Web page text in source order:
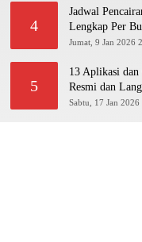
4
Jadwal
Lengkap Per
PKH, BPNT,
Jumat, 9 Jan 2026
5
13 Aplikasi dan
Resmi dan
Dana 2026
Sabtu, 17 Jan